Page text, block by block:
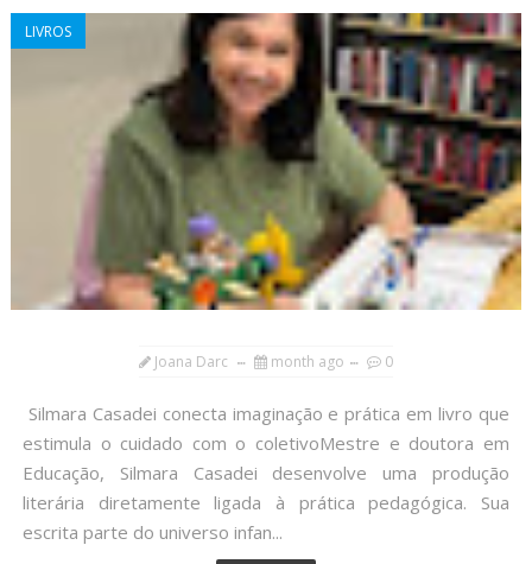
LIVROS
Joana Darc month ago 0
Silmara Casadei conecta imaginação e prática em livro que
estimula o cuidado com o coletivoMestre e doutora em
Educação, Silmara Casadei desenvolve uma produção
literária diretamente ligada à prática pedagógica. Sua
escrita parte do universo infan...